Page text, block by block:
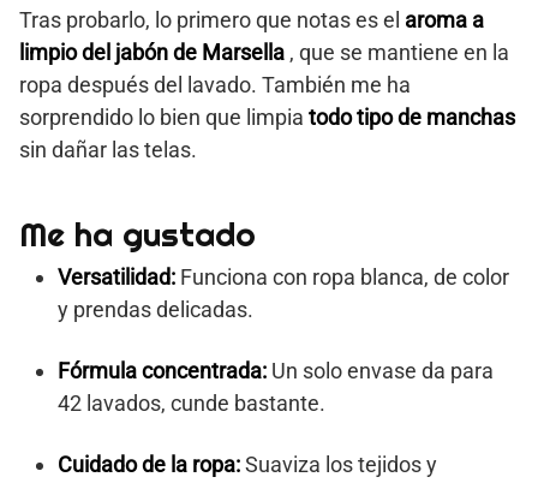
Tras probarlo, lo primero que notas es el aroma a
limpio del jabón de Marsella , que se mantiene en la
ropa después del lavado. También me ha
sorprendido lo bien que limpia todo tipo de manchas
sin dañar las telas.
Me ha gustado
Versatilidad: Funciona con ropa blanca, de color
y prendas delicadas.
Fórmula concentrada: Un solo envase da para
42 lavados, cunde bastante.
Cuidado de la ropa:Suaviza los tejidos y